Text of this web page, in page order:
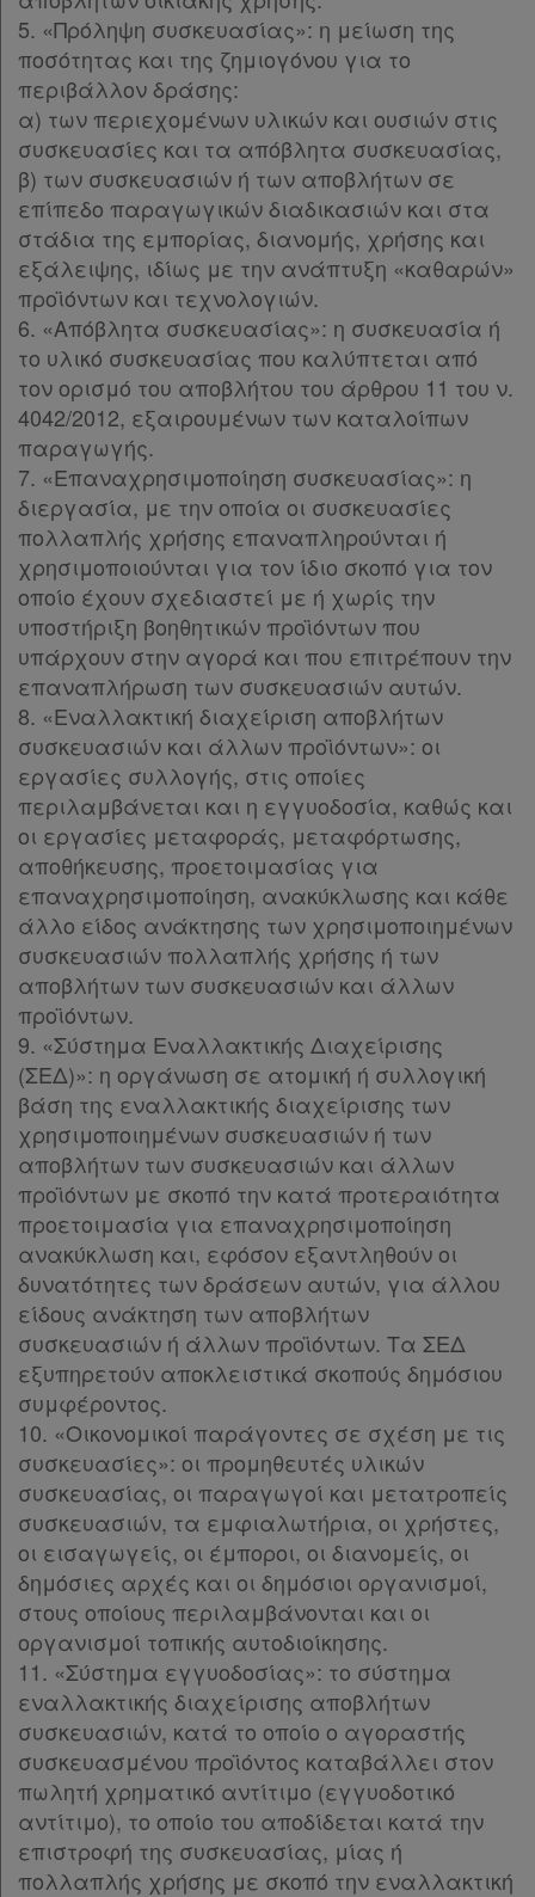
Παροχές
σε
συνδρομητές
Ενεργοί
συνδρομητές
Τα
αγαπημένα
μου
Οι
σημειώσεις
μου
Ψάχνω
και
δε
βρίσκω
5. «Πρόληψη συσκευασίας»: η μείωση της
ποσότητας και της ζημιογόνου για το
περιβάλλον δράσης:
α) των περιεχομένων υλικών και ουσιών στις
συσκευασίες και τα απόβλητα συσκευασίας,
β) των συσκευασιών ή των αποβλήτων σε
επίπεδο παραγωγικών διαδικασιών και στα
στάδια της εμπορίας, διανομής, χρήσης και
εξάλειψης, ιδίως με την ανάπτυξη «καθαρών»
προϊόντων και τεχνολογιών.
6. «Απόβλητα συσκευασίας»: η συσκευασία ή
το υλικό συσκευασίας που καλύπτεται από
τον ορισμό του αποβλήτου του άρθρου 11 του ν.
4042/2012, εξαιρουμένων των καταλοίπων
παραγωγής.
7. «Επαναχρησιμοποίηση συσκευασίας»: η
διεργασία, με την οποία οι συσκευασίες
πολλαπλής χρήσης επαναπληρούνται ή
χρησιμοποιούνται για τον ίδιο σκοπό για τον
οποίο έχουν σχεδιαστεί με ή χωρίς την
υποστήριξη βοηθητικών προϊόντων που
υπάρχουν στην αγορά και που επιτρέπουν την
επαναπλήρωση των συσκευασιών αυτών.
8. «Εναλλακτική διαχείριση αποβλήτων
συσκευασιών και άλλων προϊόντων»: οι
εργασίες συλλογής, στις οποίες
περιλαμβάνεται και η εγγυοδοσία, καθώς και
οι εργασίες μεταφοράς, μεταφόρτωσης,
αποθήκευσης, προετοιμασίας για
επαναχρησιμοποίηση, ανακύκλωσης και κάθε
άλλο είδος ανάκτησης των χρησιμοποιημένων
συσκευασιών πολλαπλής χρήσης ή των
αποβλήτων των συσκευασιών και άλλων
προϊόντων.
9. «Σύστημα Εναλλακτικής Διαχείρισης
(ΣΕΔ)»: η οργάνωση σε ατομική ή συλλογική
βάση της εναλλακτικής διαχείρισης των
χρησιμοποιημένων συσκευασιών ή των
αποβλήτων των συσκευασιών και άλλων
προϊόντων με σκοπό την κατά προτεραιότητα
προετοιμασία για επαναχρησιμοποίηση
ανακύκλωση και, εφόσον εξαντληθούν οι
δυνατότητες των δράσεων αυτών, για άλλου
είδους ανάκτηση των αποβλήτων
συσκευασιών ή άλλων προϊόντων. Τα ΣΕΔ
εξυπηρετούν αποκλειστικά σκοπούς δημόσιου
συμφέροντος.
10. «Οικονομικοί παράγοντες σε σχέση με τις
συσκευασίες»: οι προμηθευτές υλικών
συσκευασίας, οι παραγωγοί και μετατροπείς
συσκευασιών, τα εμφιαλωτήρια, οι χρήστες,
οι εισαγωγείς, οι έμποροι, οι διανομείς, οι
δημόσιες αρχές και οι δημόσιοι οργανισμοί,
στους οποίους περιλαμβάνονται και οι
oργανισμοί τοπικής αυτοδιοίκησης.
11. «Σύστημα εγγυοδοσίας»: το σύστημα
εναλλακτικής διαχείρισης αποβλήτων
συσκευασιών, κατά το οποίο ο αγοραστής
συσκευασμένου προϊόντος καταβάλλει στον
πωλητή χρηματικό αντίτιμο (εγγυοδοτικό
αντίτιμο), το οποίο του αποδίδεται κατά την
επιστροφή της συσκευασίας, μίας ή
πολλαπλής χρήσης με σκοπό την εναλλακτική